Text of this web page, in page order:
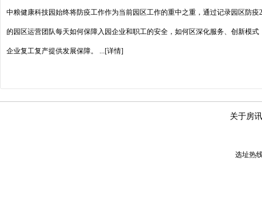
中粮健康科技园始终将防疫工作作为当前园区工作的重中之重，通过记录园区防疫
的园区运营团队每天如何保障入园企业和职工的安全，如何区深化服务、创新模
企业复工复产提供发展保障。 ...[详情]
关于房讯
选址热